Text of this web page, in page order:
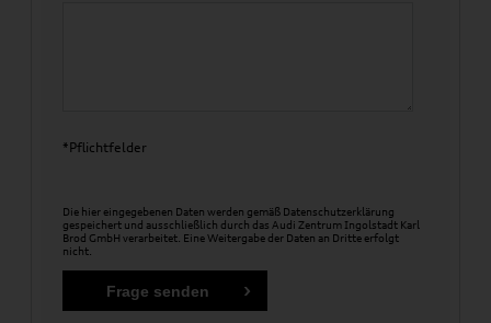
*Pflichtfelder
Die hier eingegebenen Daten werden gemäß Datenschutzerklärung
gespeichert und ausschließlich durch das Audi Zentrum Ingolstadt Karl
Brod GmbH verarbeitet. Eine Weitergabe der Daten an Dritte erfolgt
nicht.